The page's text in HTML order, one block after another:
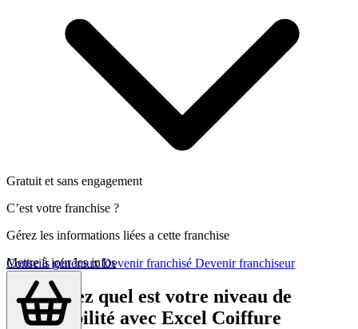
Conseils générauxDevenir franchisé Devenir franchiseur
Gratuit et sans engagement
C’est votre franchise ?
Gérez les informations liées a cette franchise
Mettre à jour les infos
Découvrez quel est votre niveau de
compatibilité avec Excel Coiffure